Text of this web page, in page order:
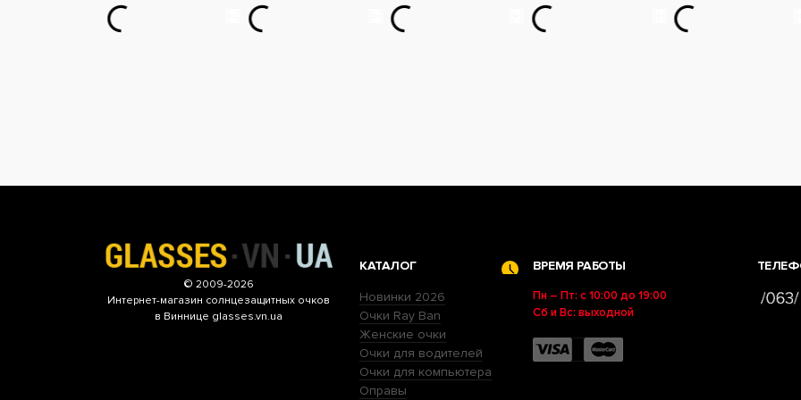
© 2009-2026
Интернет-магазин солнцезащитных очков
в Виннице glasses.vn.ua
КАТАЛОГ
Новинки 2026
Очки Ray Ban
Женские очки
Очки для водителей
Очки для компьютера
Оправы
ВРЕМЯ РАБОТЫ
Пн – Пт: с 10:00 до 19:00
Сб и Вс: выходной